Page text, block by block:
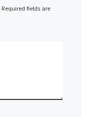
Required fields are